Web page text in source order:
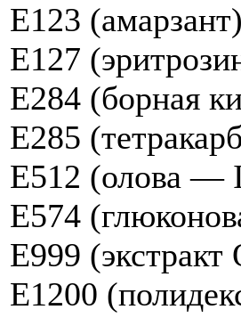
Е123 (амарзант)
Е127
Е284 (борная
Е285
Е512 (олова —
Е574
Е999
Е1200